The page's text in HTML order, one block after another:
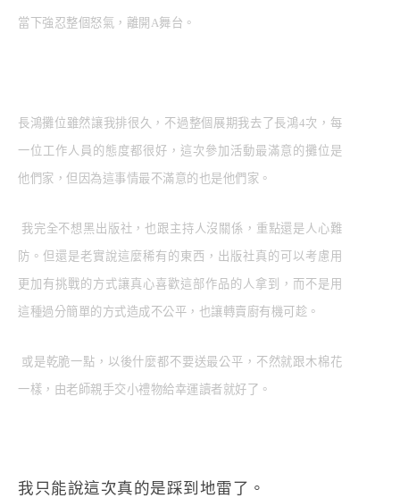
當下強忍整個怒氣，離開A舞台。
長鴻攤位雖然讓我排很久，不過整個展期我去了長鴻4次，每
一位工作人員的態度都很好，這次參加活動最滿意的攤位是
他們家，但因為這事情最不滿意的也是他們家。
我完全不想黑出版社，也跟主持人沒關係，重點還是人心難
防。但還是老實說這麼稀有的東西，出版社真的可以考慮用
更加有挑戰的方式讓真心喜歡這部作品的人拿到，而不是用
這種過分簡單的方式造成不公平，也讓轉賣廚有機可趁。
或是乾脆一點，以後什麼都不要送最公平，不然就跟木棉花
一樣，由老師親手交小禮物給幸運讀者就好了。
我只能說這次真的是踩到地雷了。